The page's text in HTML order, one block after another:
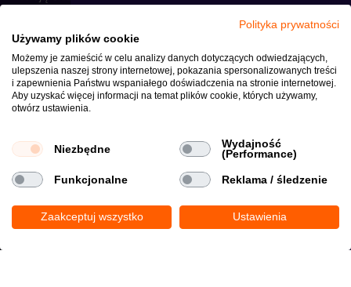
Wyrażam zgodę na otrzymywanie informacji handlowych środkami
komunikacji elektronicznej wysyłanymi przez crehler.com zgodnie z
Polityką prywatności
Polityka prywatności
Używamy plików cookie
Możemy je zamieścić w celu analizy danych dotyczących odwiedzających,
ulepszenia naszej strony internetowej, pokazania spersonalizowanych treści
i zapewnienia Państwu wspaniałego doświadczenia na stronie internetowej.
Aby uzyskać więcej informacji na temat plików cookie, których używamy,
otwórz ustawienia.
Niezbędne
Wydajność
(Performance)
Funkcjonalne Reklama / śledzenie
Zaakceptuj wszystko Ustawienia